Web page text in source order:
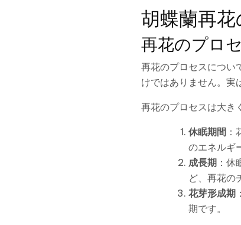
胡蝶蘭再
再花のプロ
再花のプロセスについ
けではありません。実
再花のプロセスは大き
休眠期間
のエネルギ
成長期 ：
ど、再花の
花芽形成期
期です。